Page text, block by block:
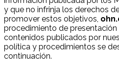
y que no infrinja los derechos
promover estos objetivos,
procedimiento de presentación
contenidos publicados por
política y procedimientos se
continuación.